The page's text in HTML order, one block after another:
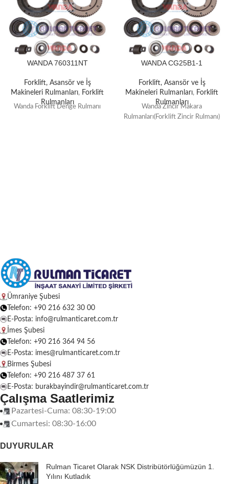
WANDA 760311NT
Forklift, Asansör ve İş
Makineleri Rulmanları, Forklift
Rulmanları
Wanda Forklift Denge Rulmanı
WANDA CG25B1-1
Forklift, Asansör ve İş
Makineleri Rulmanları, Forklift
Rulmanları
Wanda Zincir Makara
Rulmanları(Forklift Zincir Rulmanı)
Ümraniye Şubesi
Telefon: +90 216 632 30 00
E-Posta: info@rulmanticaret.com.tr
İmes Şubesi
Telefon: +90 216 364 94 56
E-Posta: imes@rulmanticaret.com.tr
Birmes Şubesi
Telefon: +90 216 487 37 61
E-Posta: burakbayindir@rulmanticaret.com.tr
Çalışma Saatlerimiz
Pazartesi-Cuma: 08:30-19:00
Cumartesi: 08:30-16:00
DUYURULAR
Rulman Ticaret Olarak NSK Distribütörlüğümüzün 1.
Yılını Kutladık